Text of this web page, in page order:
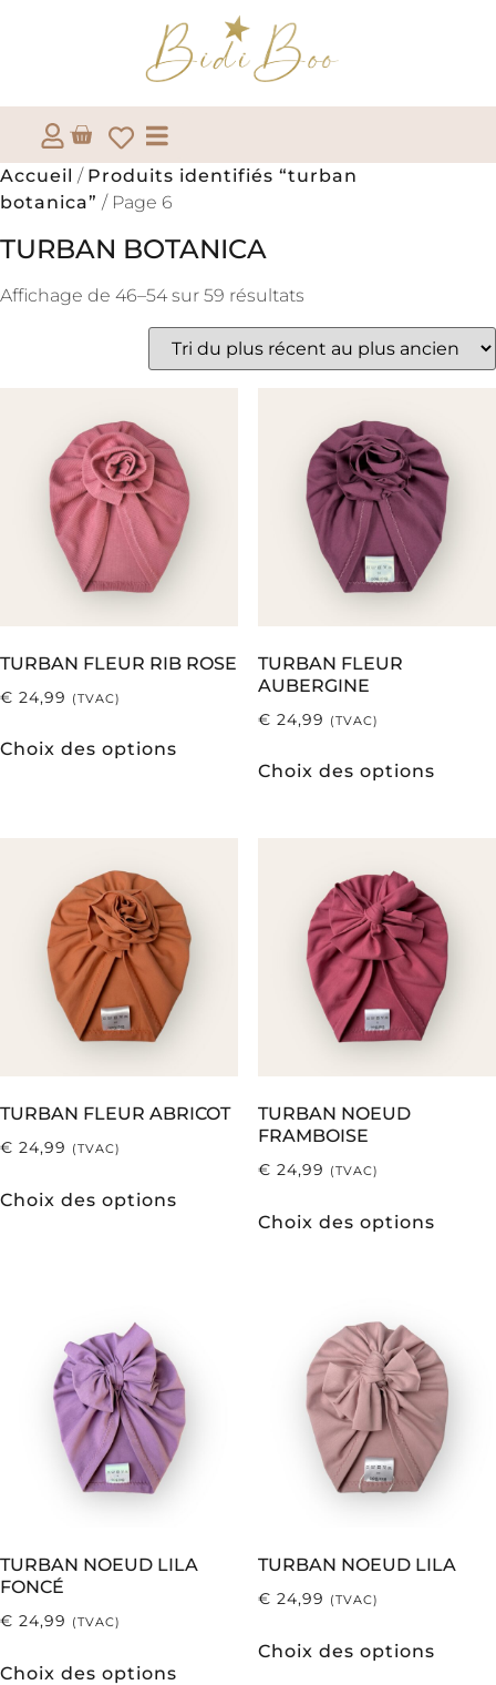
Accueil / Produits identifiés “turban
botanica” / Page 6
TURBAN BOTANICA
Affichage de 46–54 sur 59 résultats
TURBAN FLEUR RIB ROSE
€ 24,99 (TVAC)
Choix des options
TURBAN FLEUR
AUBERGINE
€ 24,99 (TVAC)
Choix des options
TURBAN FLEUR ABRICOT
€ 24,99 (TVAC)
Choix des options
TURBAN NOEUD
FRAMBOISE
€ 24,99 (TVAC)
Choix des options
TURBAN NOEUD LILA
FONCÉ
€ 24,99 (TVAC)
Choix des options
TURBAN NOEUD LILA
€ 24,99 (TVAC)
Choix des options